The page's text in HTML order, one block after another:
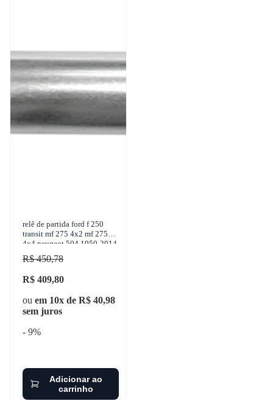
relê de partida ford f 250
transit mf 275 4x2 mf 275
4x4 peugeot 504 1950-2014
z.m. - 2-485
R$ 450,78
R$ 409,80
ou em 10x de R$ 40,98
sem juros
- 9%
Adicionar ao
carrinho